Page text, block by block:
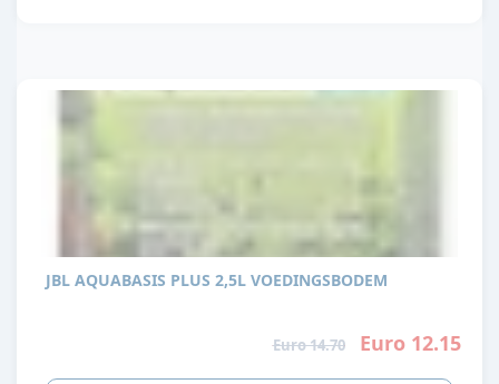
JBL AQUABASIS PLUS 2,5L VOEDINGSBODEM
Euro 14.70 Euro 12.15